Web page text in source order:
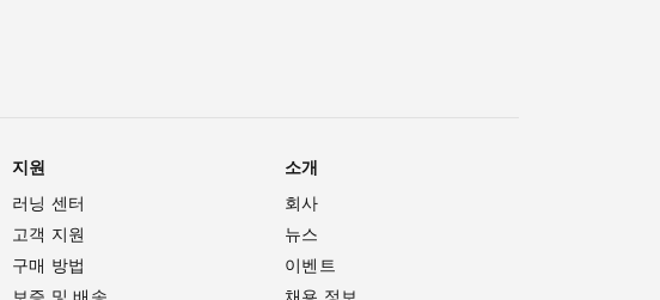
지원
러닝 센터
고객 지원
구매 방법
소개
회사
뉴스
이벤트